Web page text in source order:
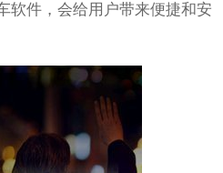
软件，会给用户带来便捷和安